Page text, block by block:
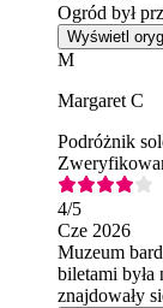
Ogród był
Wyświetl
M
Margaret C
Podróżnik
4/5
Cze 2026
Muzeum
biletami była
znajdowały